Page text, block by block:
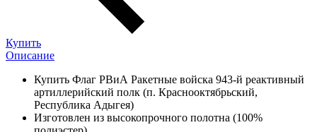
Купить
Описание
Купить Флаг РВиА Ракетные войска 943-й реактивный
артиллерийский полк (п. Краснооктябрьский,
Республика Адыгея)
Изготовлен из высокопрочного полотна (100%